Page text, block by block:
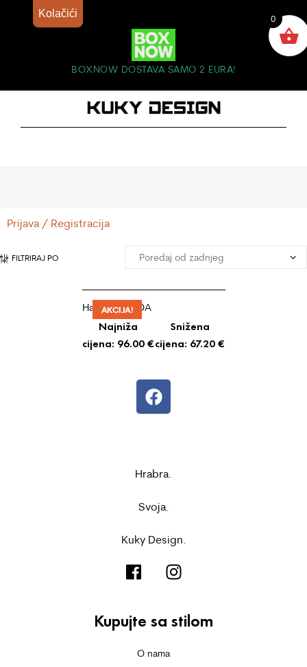
BOXNOW DOSTAVA SAMO 2 EURA!
Prijava / Registracija
FILTRIRAJ PO
AKCIJA!
Haljina CIARDA
Najniža
cijena: 96.00€
Snižena
cijena: 67.20€
Hrabra.
Svoja.
Kuky Design.
Kupujte sa stilom
O nama
0
Kolačići